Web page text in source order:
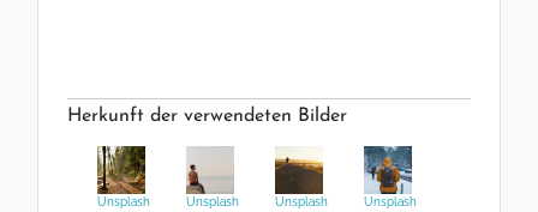
Herkunft der verwendeten Bilder
Unsplash Unsplash Unsplash Unsplash